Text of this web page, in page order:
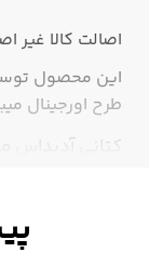
اصالت کالا غیر
این محصول
طرح اورجینال
کتانی
کفش های